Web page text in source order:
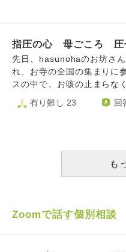
指圧の心 母ごころ 圧
先日、hasunohaのお坊さ
れ、お寺の全国の集まりに
スの中で、お咳の止まらな
に入る前のほんのわずかな
療学(指圧)の実践をしまし
れたようにお見受けしました。 ですから、バスを
伝えした結果、その後の本
咳も一切出ることなく、落
有り難し 23 回
も
Zoomで話す個別相談